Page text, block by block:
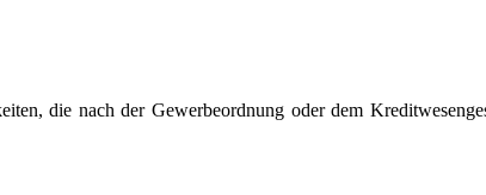
die nach der Gewerbeordnung oder dem